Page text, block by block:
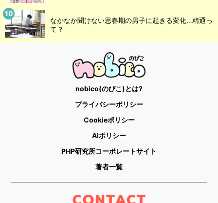
なかなか聞けない思春期の男子に起きる変化…精通っ
て？
nobico(のびこ)とは?
プライバシーポリシー
Cookieポリシー
AIポリシー
PHP研究所コーポレートサイト
著者一覧